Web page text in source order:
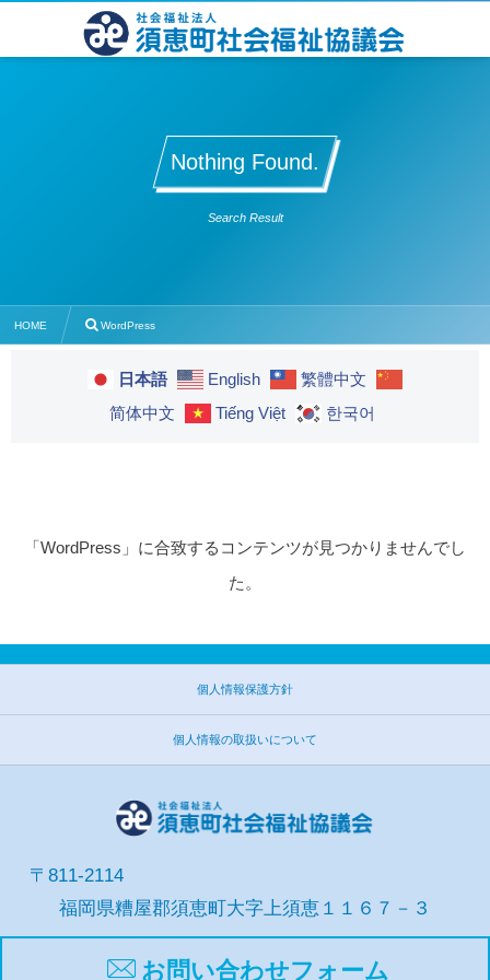
Nothing Found.
Search Result
HOME WordPress
日本語 English
繁體中文
简体中文
Tiếng Việt 한국어
「WordPress」に合致するコンテンツが見つかりませんでし
た。
個人情報保護方針
個人情報の取扱いについて
〒811-2114
福岡県糟屋郡須恵町大字上須恵１１６７－３
お問い合わせフォーム